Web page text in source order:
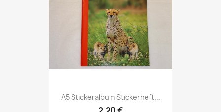
A5 Stickeralbum Stickerheft...